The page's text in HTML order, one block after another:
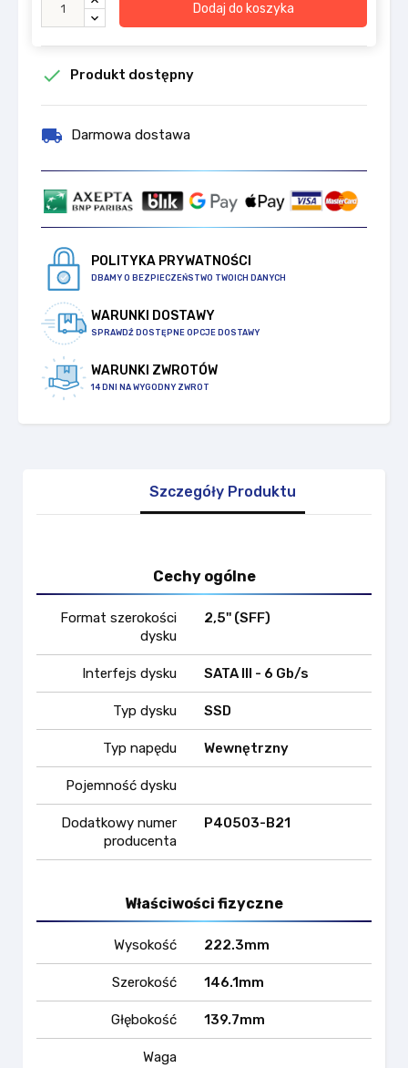
Dodaj do koszyka
 Produkt dostępny
local_shipping Darmowa dostawa
POLITYKA PRYWATNOŚCI
DBAMY O BEZPIECZEŃSTWO TWOICH DANYCH
WARUNKI DOSTAWY
SPRAWDŹ DOSTĘPNE OPCJE DOSTAWY
WARUNKI ZWROTÓW
14 DNI NA WYGODNY ZWROT
Szczegóły Produktu
Cechy ogólne
Format szerokości
dysku
2,5'' (SFF)
Interfejs dysku SATA III - 6 Gb/s
Typ dysku SSD
Typ napędu Wewnętrzny
Pojemność dysku
Dodatkowy numer
producenta
P40503-B21
Właściwości fizyczne
Wysokość 222.3mm
Szerokość 146.1mm
Głębokość 139.7mm
Waga